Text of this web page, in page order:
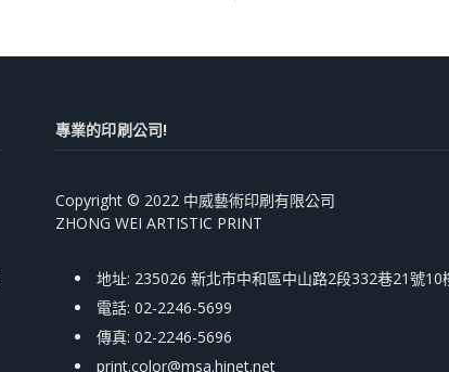
專業的印刷公司!
Copyright © 2022 中威藝術印刷有限公司
ZHONG WEI ARTISTIC PRINT
地址: 235026 新北市中和區中山路2段332巷21號10
電話: 02-2246-5699
傳真: 02-2246-5696
print.color@msa.hinet.net